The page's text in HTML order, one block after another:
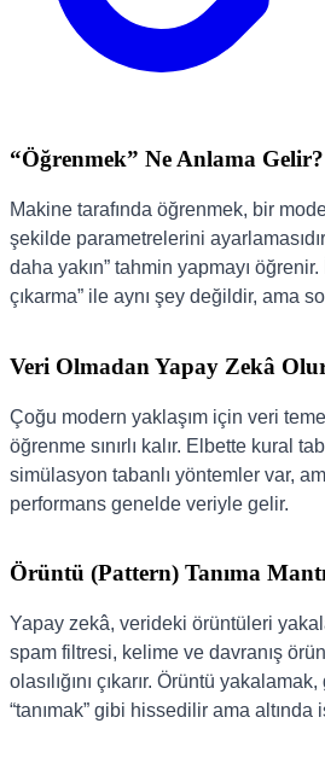
“Öğrenmek” Ne Anlama Gelir?
Makine tarafında öğrenmek, bir
şekilde parametrelerini
daha yakın” tahmin yapmayı
çıkarma” ile aynı şey değildir, ama
Veri Olmadan Yapay Zekâ
Çoğu modern yaklaşım için veri
öğrenme sınırlı kalır. Elbette kural
simülasyon tabanlı yöntemler var,
performans genelde veriyle gelir.
Örüntü (Pattern) Tanıma
Yapay zekâ, verideki örüntüleri
spam filtresi, kelime ve davranış
olasılığını çıkarır. Örüntü
“tanımak” gibi hissedilir ama altında